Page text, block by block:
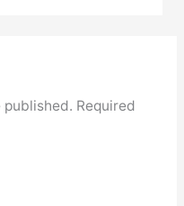
published. Required